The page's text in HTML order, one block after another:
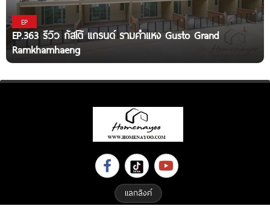
EP
EP.363 รีวิว กัสโต้ แกรนด์ รามคำแหง Gusto Grand
Ramkhamhaeng
แลกลิงค์